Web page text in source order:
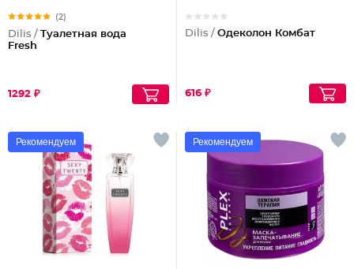
(2)
Dilis / Туалетная вода
Fresh
1292 ₽
Dilis / Одеколон Комбат
616 ₽
Рекомендуем Рекомендуем